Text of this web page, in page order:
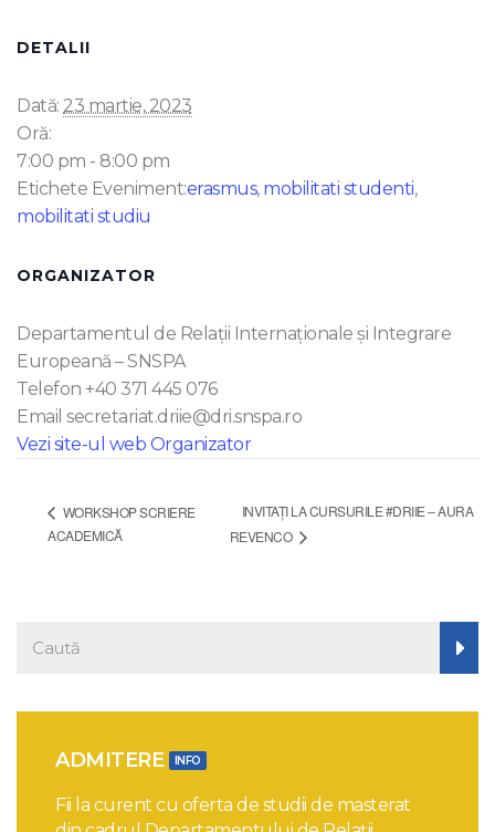
DETALII
Dată: 23 martie, 2023
Oră:
7:00 pm - 8:00 pm
Etichete Eveniment:erasmus, mobilitati studenti,
mobilitati studiu
ORGANIZATOR
Departamentul de Relații Internaționale și Integrare
Europeană – SNSPA
Telefon +40 371 445 076
Email secretariat.driie@dri.snspa.ro
Vezi site-ul web Organizator
WORKSHOP SCRIERE
ACADEMICĂ
INVITAȚI LA CURSURILE #DRIIE – AURA
REVENCO
ADMITERE INFO
Fii la curent cu oferta de studii de masterat